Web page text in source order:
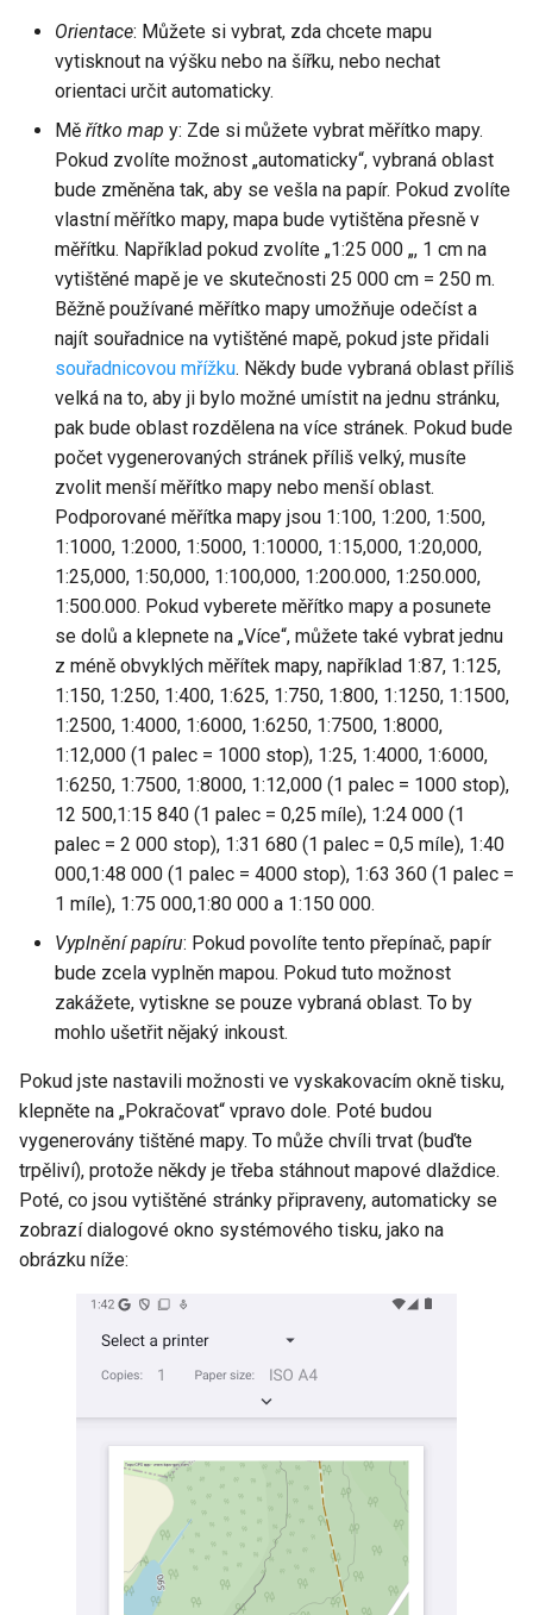
Orientace: Můžete si vybrat, zda chcete mapu
vytisknout na výšku nebo na šířku, nebo nechat
orientaci určit automaticky.
Mě řítko map y: Zde si můžete vybrat měřítko mapy.
Pokud zvolíte možnost „automaticky“, vybraná oblast
bude změněna tak, aby se vešla na papír. Pokud zvolíte
vlastní měřítko mapy, mapa bude vytištěna přesně v
měřítku. Například pokud zvolíte „1:25 000 „, 1 cm na
vytištěné mapě je ve skutečnosti 25 000 cm = 250 m.
Běžně používané měřítko mapy umožňuje odečíst a
najít souřadnice na vytištěné mapě, pokud jste přidali
souřadnicovou mřížku. Někdy bude vybraná oblast příliš
velká na to, aby ji bylo možné umístit na jednu stránku,
pak bude oblast rozdělena na více stránek. Pokud bude
počet vygenerovaných stránek příliš velký, musíte
zvolit menší měřítko mapy nebo menší oblast.
Podporované měřítka mapy jsou 1:100, 1:200, 1:500,
1:1000, 1:2000, 1:5000, 1:10000, 1:15,000, 1:20,000,
1:25,000, 1:50,000, 1:100,000, 1:200.000, 1:250.000,
1:500.000. Pokud vyberete měřítko mapy a posunete
se dolů a klepnete na „Více“, můžete také vybrat jednu
z méně obvyklých měřítek mapy, například 1:87, 1:125,
1:150, 1:250, 1:400, 1:625, 1:750, 1:800, 1:1250, 1:1500,
1:2500, 1:4000, 1:6000, 1:6250, 1:7500, 1:8000,
1:12,000 (1 palec = 1000 stop), 1:25, 1:4000, 1:6000,
1:6250, 1:7500, 1:8000, 1:12,000 (1 palec = 1000 stop),
12 500,1:15 840 (1 palec = 0,25 míle), 1:24 000 (1
palec = 2 000 stop), 1:31 680 (1 palec = 0,5 míle), 1:40
000,1:48 000 (1 palec = 4000 stop), 1:63 360 (1 palec =
1 míle), 1:75 000,1:80 000 a 1:150 000.
Vyplnění papíru: Pokud povolíte tento přepínač, papír
bude zcela vyplněn mapou. Pokud tuto možnost
zakážete, vytiskne se pouze vybraná oblast. To by
mohlo ušetřit nějaký inkoust.
Pokud jste nastavili možnosti ve vyskakovacím okně tisku,
klepněte na „Pokračovat“ vpravo dole. Poté budou
vygenerovány tištěné mapy. To může chvíli trvat (buďte
trpěliví), protože někdy je třeba stáhnout mapové dlaždice.
Poté, co jsou vytištěné stránky připraveny, automaticky se
zobrazí dialogové okno systémového tisku, jako na
obrázku níže: